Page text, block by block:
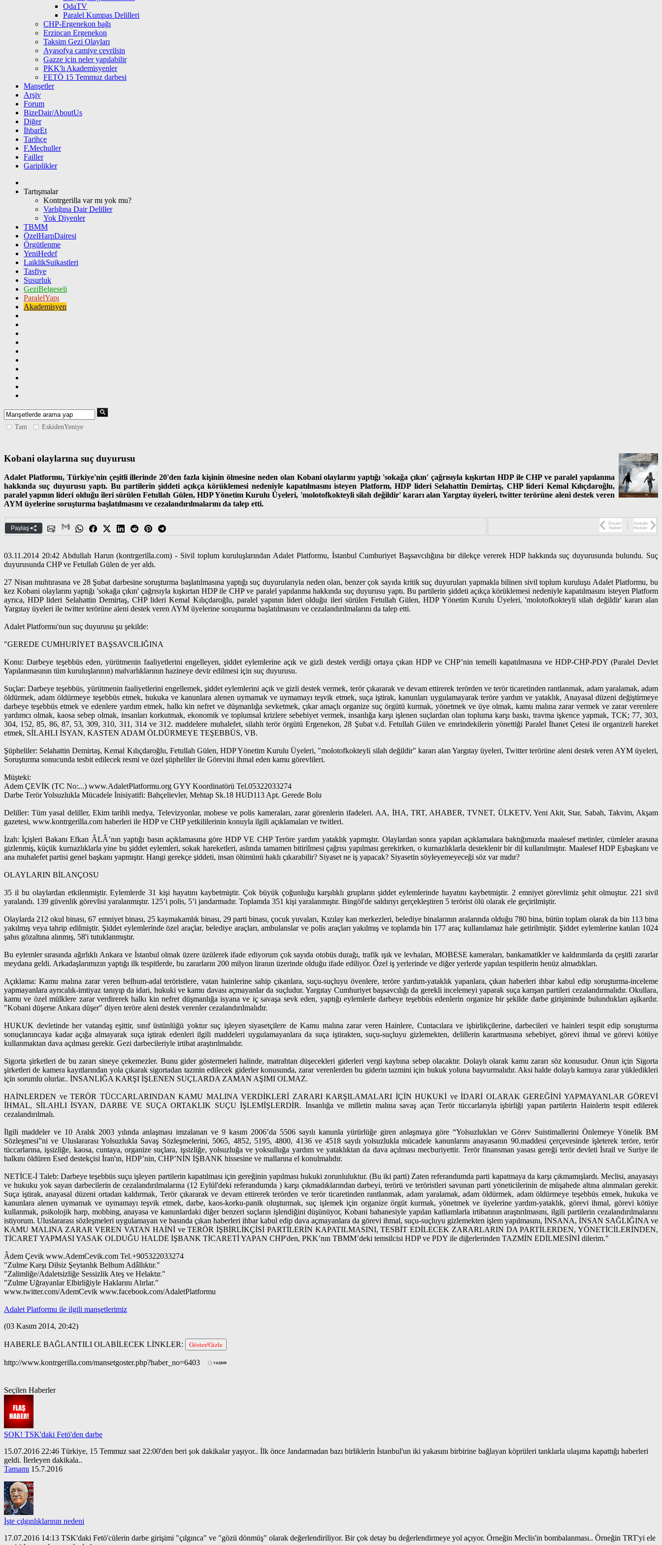
OdaTV
Paralel Kumpas Delilleri
CHP-Ergenekon bağı
Erzincan Ergenekon
Taksim Gezi Olayları
Ayasofya camiye çevrilsin
Gazze için neler yapılabilir
PKK'lı Akademisyenler
FETÖ 15 Temmuz darbesi
Manşetler
Arşiv
Forum
BizeDair/AboutUs
Diğer
İhbarEt
Tarihçe
F.Meçhuller
Failler
Gariplikler
Tartışmalar
Kontrgerilla var mı yok mu?
Varlığına Dair Deliller
Yok Diyenler
TBMM
ÖzelHarpDairesi
Örgütlenme
YeniHedef
LaiklikSuikastleri
Tasfiye
Susurluk
GeziBelgeseli
ParalelYapı
Akademisyen
Tam EskidenYeniye
Kobani olaylarına suç duyurusu
Adalet Platformu, Türkiye'nin çeşitli illerinde 20'den fazla kişinin ölmesine neden olan Kobani olaylarını yaptığı 'sokağa çıkın' çağrısıyla kışkırtan HDP ile CHP ve paralel yapılanma
hakkında suç duyurusu yaptı. Bu partilerin şiddeti açıkça körüklemesi nedeniyle kapatılmasını isteyen Platform, HDP lideri Selahattin Demirtaş, CHP lideri Kemal Kılıçdaroğlu,
paralel yapının lideri olduğu ileri sürülen Fetullah Gülen, HDP Yönetim Kurulu Üyeleri, 'molotofkokteyli silah değildir' kararı alan Yargıtay üyeleri, twitter terörüne aleni destek veren
AYM üyelerine soruşturma başlatılmasını ve cezalandırılmalarını da talep etti.
Paylaş
03.11.2014 20:42 Abdullah Harun (kontrgerilla.com) - Sivil toplum kuruluşlarından Adalet Platformu, İstanbul Cumhuriyet Başsavcılığına bir dilekçe vererek HDP hakkında suç duyurusunda bulundu. Suç
duyurusunda CHP ve Fetullah Gülen de yer aldı.
27 Nisan muhtırasına ve 28 Şubat darbesine soruşturma başlatılmasına yaptığı suç duyurularıyla neden olan, benzer çok sayıda kritik suç duyuruları yapmakla bilinen sivil toplum kuruluşu Adalet Platformu, bu
kez Kobani olaylarını yaptığı 'sokağa çıkın' çağrısıyla kışkırtan HDP ile CHP ve paralel yapılanma hakkında suç duyurusu yaptı. Bu partilerin şiddeti açıkça körüklemesi nedeniyle kapatılmasını isteyen Platform
ayrıca, HDP lideri Selahattin Demirtaş, CHP lideri Kemal Kılıçdaroğlu, paralel yapının lideri olduğu ileri sürülen Fetullah Gülen, HDP Yönetim Kurulu Üyeleri, 'molotofkokteyli silah değildir' kararı alan
Yargıtay üyeleri ile twitter terörüne aleni destek veren AYM üyelerine soruşturma başlatılmasını ve cezalandırılmalarını da talep etti.
Adalet Platformu'nun suç duyurusu şu şekilde:
"GEREDE CUMHURİYET BAŞSAVCILIĞINA
Konu: Darbeye teşebbüs eden, yürütmenin faaliyetlerini engelleyen, şiddet eylemlerine açık ve gizli destek verdiği ortaya çıkan HDP ve CHP’nin temelli kapatılmasına ve HDP-CHP-PDY (Paralel Devlet
Yapılanmasının tüm kuruluşlarının) malvarlıklarının hazineye devir edilmesi için suç duyurusu.
Suçlar: Darbeye teşebbüs, yürütmenin faaliyetlerini engellemek, şiddet eylemlerini açık ve gizli destek vermek, terör çıkararak ve devam ettirerek terörden ve terör ticaretinden rantlanmak, adam yaralamak, adam
öldürmek, adam öldürmeye teşebbüs etmek, hukuka ve kanunlara alenen uymamak ve uymamayı teşvik etmek, suça iştirak, kanunları uygulamayarak teröre yardım ve yataklık, Anayasal düzeni değiştirmeye
darbeye teşebbüs etmek ve edenlere yardım etmek, halkı kin nefret ve düşmanlığa sevketmek, çıkar amaçlı organize suç örgütü kurmak, yönetmek ve üye olmak, kamu malına zarar vermek ve zarar verenlere
yardımcı olmak, kaosa sebep olmak, insanları korkutmak, ekonomik ve toplumsal krizlere sebebiyet vermek, insanlığa karşı işlenen suçlardan olan topluma karşı baskı, travma işkence yapmak, TCK; 77, 303,
304, 152, 85, 86, 87, 53, 309, 310, 311, 314 ve 312. maddelere muhalefet, silahlı terör örgütü Ergenekon, 28 Şubat v.d. Fetullah Gülen ve emrindekilerin yönettiği Paralel İhanet Çetesi ile organizeli hareket
etmek, SİLAHLI İSYAN, KASTEN ADAM ÖLDÜRMEYE TEŞEBBÜS, VB.
Şüpheliler: Selahattin Demirtaş, Kemal Kılıçdaroğlu, Fetullah Gülen, HDP Yönetim Kurulu Üyeleri, "molotofkokteyli silah değildir" kararı alan Yargıtay üyeleri, Twitter terörüne aleni destek veren AYM üyeleri,
Soruşturma sonucunda tesbit edilecek resmi ve özel şüpheliler ile Görevini ihmal eden kamu görevlileri.
Müşteki:
Adem ÇEVİK (TC No:...) www.AdaletPlatformu.org GYY Koordinatörü Tel.05322033274
Darbe Terör Yolsuzlukla Mücadele İnisiyatifi: Bahçelievler, Mehtap Sk.18 HUD113 Apt. Gerede Bolu
Deliller: Tüm yasal deliller, Ekim tarihli medya, Televizyonlar, mobese ve polis kameraları, zarar görenlerin ifadeleri. AA, İHA, TRT, AHABER, TVNET, ÜLKETV, Yeni Akit, Star, Sabah, Takvim, Akşam
gazetesi, www.kontrgerilla.com haberleri ile HDP ve CHP yetkililerinin konuyla ilgili açıklamaları ve twitleri.
İzah: İçişleri Bakanı Efkan ÂLÂ’nın yaptığı basın açıklamasına göre HDP VE CHP Teröre yardım yataklık yapmıştır. Olaylardan sonra yapılan açıklamalara baktığımızda maalesef metinler, cümleler arasına
gizlenmiş, küçük kurnazlıklarla yine bu şiddet eylemleri, sokak hareketleri, aslında tamamen bitirilmesi çağrısı yapılması gerekirken, o kurnazlıklarla desteklenir bir dil kullanılmıştır. Maalesef HDP Eşbaşkanı ve
ana muhalefet partisi genel başkanı yapmıştır. Hangi gerekçe şiddeti, insan ölümünü haklı çıkarabilir? Siyaset ne iş yapacak? Siyasetin söyleyemeyeceği söz var mıdır?
OLAYLARIN BİLANÇOSU
35 il bu olaylardan etkilenmiştir. Eylemlerde 31 kişi hayatını kaybetmiştir. Çok büyük çoğunluğu karşılıklı grupların şiddet eylemlerinde hayatını kaybetmiştir. 2 emniyet görevlimiz şehit olmuştur. 221 sivil
yaralandı. 139 güvenlik görevlisi yaralanmıştır. 125’i polis, 5’i jandarmadır. Toplamda 351 kişi yaralanmıştır. Bingöl'de saldırıyı gerçekleştiren 5 terörist ölü olarak ele geçirilmiştir.
Olaylarda 212 okul binası, 67 emniyet binası, 25 kaymakamlık binası, 29 parti binası, çocuk yuvaları, Kızılay kan merkezleri, belediye binalarının aralarında olduğu 780 bina, bütün toplam olarak da bin 113 bina
yakılmış veya tahrip edilmiştir. Şiddet eylemlerinde özel araçlar, belediye araçları, ambulanslar ve polis araçları yakılmış ve toplamda bin 177 araç kullanılamaz hale getirilmiştir. Şiddet eylemlerine katılan 1024
şahıs gözaltına alınmış, 58'i tutuklanmıştır.
Bu eylemler sırasında ağırlıklı Ankara ve İstanbul olmak üzere üzülerek ifade ediyorum çok sayıda otobüs durağı, trafik ışık ve levhaları, MOBESE kameraları, bankamatikler ve kaldırımlarda da çeşitli zararlar
meydana geldi. Arkadaşlarımızın yaptığı ilk tespitlerde, bu zararların 200 milyon liranın üzerinde olduğu ifade ediliyor. Özel iş yerlerinde ve diğer yerlerde yapılan tespitlerin henüz almadıkları.
Açıklama: Kamu malına zarar veren belhum-adal teröristlere, vatan hainlerine sahip çıkanlara, suçu-suçluyu övenlere, teröre yardım-yataklık yapanlara, çıkan haberleri ihbar kabul edip soruşturma-inceleme
yapmayanlara ayrıcalık-imtiyaz tanıyıp da idari, hukuki ve kamu davası açmayanlar da suçludur. Yargıtay Cumhuriyet başsavcılığı da gerekli incelemeyi yaparak suça karışan partileri cezalandırmalıdır. Okullara,
kamu ve özel mülklere zarar verdirerek halkı kin nefret düşmanlığa isyana ve iç savaşa sevk eden, yaptığı eylemlerle darbeye teşebbüs edenlerin organize bir şekilde darbe girişiminde bulundukları aşikardır.
"Kobani düşerse Ankara düşer" diyen teröre aleni destek verenler cezalandırılmalıdır.
HUKUK devletinde her vatandaş eşittir, sınıf üstünlüğü yoktur suç işleyen siyasetçilere de Kamu malına zarar veren Hainlere, Cuntacılara ve işbirlikçilerine, darbecileri ve hainleri tespit edip soruşturma
sonuçlanıncaya kadar açığa almayarak suça iştirak edenleri ilgili maddeleri uygulamayanlara da suça iştirakten, suçu-suçluyu gizlemekten, delillerin karartmasına sebebiyet, görevi ihmal ve görevi kötüye
kullanmaktan dava açılması gerekir. Gezi darbecileriyle irtibat araştırılmalıdır.
Sigorta şirketleri de bu zararı sineye çekemezler. Bunu gider göstermeleri halinde, matrahtan düşecekleri giderleri vergi kaybına sebep olacaktır. Dolaylı olarak kamu zararı söz konusudur. Onun için Sigorta
şirketleri de kamera kayıtlarından yola çıkarak sigortadan tazmin edilecek giderler konusunda, zarar verenlerden bu giderin tazmini için hukuk yoluna başvurmalıdır. Aksi halde dolaylı kamuya zarar yükledikleri
için sorumlu olurlar.. İNSANLIĞA KARŞI İŞLENEN SUÇLARDA ZAMAN AŞIMI OLMAZ.
HAİNLERDEN ve TERÖR TÜCCARLARINDAN KAMU MALINA VERDİKLERİ ZARARI KARŞILAMALARI İÇİN HUKUKİ ve İDARİ OLARAK GEREĞİNİ YAPMAYANLAR GÖREVİ
İHMAL, SİLAHLI İSYAN, DARBE VE SUÇA ORTAKLIK SUÇU İŞLEMİŞLERDİR. İnsanlığa ve milletin malına savaş açan Terör tüccarlarıyla işbirliği yapan partilerin Hainlerin tespit edilerek
cezalandırılmalı.
İlgili maddeler ve 10 Aralık 2003 yılında anlaşması imzalanan ve 9 kasım 2006’da 5506 sayılı kanunla yürürlüğe giren anlaşmaya göre “Yolsuzlukları ve Görev Suistimallerini Önlemeye Yönelik BM
Sözleşmesi”ni ve Uluslararası Yolsuzlukla Savaş Sözleşmelerini, 5065, 4852, 5195, 4800, 4136 ve 4518 sayılı yolsuzlukla mücadele kanunlarını anayasanın 90.maddesi çerçevesinde işleterek teröre, terör
tüccarlarına, işsizliğe, kaosa, cuntaya, organize suçlara, işsizliğe, yolsuzluğa ve yoksulluğa yardım ve yataklıktan da dava açılması mecburiyettir. Terör finansman yasası gereği terör devleti İsrail ve Suriye ile
halkını öldüren Esed destekçisi İran'ın, HDP’nin, CHP’NİN İŞBANK hissesine ve mallarına el konulmalıdır.
NETİCE-İ Taleb: Darbeye teşebbüs suçu işleyen partilerin kapatılması için gereğinin yapılması hukuki zorunluluktur. (Bu iki parti) Zaten referandumda parti kapatmaya da karşı çıkmamışlardı. Meclisi, anayasayı
ve hukuku yok sayan darbecilerin de cezalandırılmalarına (12 Eylül'deki referandumda ) karşı çıkmadıklarından darbeyi, terörü ve teröristleri savunan parti yöneticilerinin de müşahede altına alınmaları gerekir.
Suça iştirak, anayasal düzeni ortadan kaldırmak, Terör çıkararak ve devam ettirerek terörden ve terör ticaretinden rantlanmak, adam yaralamak, adam öldürmek, adam öldürmeye teşebbüs etmek, hukuka ve
kanunlara alenen uymamak ve uymamayı teşvik etmek, darbe, kaos-korku-panik oluşturmak, suç işlemek için organize örgüt kurmak, yönetmek ve üyelerine yardım-yataklık, görevi ihmal, görevi kötüye
kullanmak, psikolojik harp, mobbing, anayasa ve kanunlardaki diğer benzeri suçların işlendiğini düşünüyor, Kobani bahanesiyle yapılan katliamlarla irtibatının araştırılmasını, ilgili partilerin cezalandırılmalarını
istiyorum. Uluslararası sözleşmeleri uygulamayan ve basında çıkan haberleri ihbar kabul edip dava açmayanlara da görevi ihmal, suçu-suçluyu gizlemekten işlem yapılmasını, İNSANA, İNSAN SAĞLIĞINA ve
KAMU MALINA ZARAR VEREN VATAN HAİNİ ve TERÖR İŞBİRLİKÇİSİ PARTİLERİN KAPATILMASINI, TESBİT EDİLECEK ZARARLARIN DA PARTİLERDEN, YÖNETİCİLERİNDEN,
TİCARET YAPMASI YASAK OLDUĞU HALDE İŞBANK TİCARETİ YAPAN CHP'den, PKK’nın TBMM’deki temsilcisi HDP ve PDY ile diğerlerinden TAZMİN EDİLMESİNİ dilerim."
Âdem Çevik www.AdemCevik.com Tel.+905322033274
"Zulme Karşı Dilsiz Şeytanlık Belhum Adâllıktır."
"Zalimliğe/Adaletsizliğe Sessizlik Ateş ve Helaktır."
"Zulme Uğrayanlar Elbirliğiyle Haklarını Alırlar."
www.twitter.com/AdemCevik www.facebook.com/AdaletPlatformu
Adalet Platformu ile ilgili manşetlerimiz
(03 Kasım 2014, 20:42)
HABERLE BAĞLANTILI OLABİLECEK LİNKLER: Göster/Gizle
http://www.kontrgerilla.com/mansetgoster.php?haber_no=6403
Seçilen Haberler
ŞOK! TSK'daki Fetö'den darbe
15.07.2016 22:46 Türkiye, 15 Temmuz saat 22:00'den beri şok dakikalar yaşıyor.. İlk önce Jandarmadan bazı birliklerin İstanbul'un iki yakasını birbirine bağlayan köprüleri tanklarla ulaşıma kapattığı haberleri
geldi. İlerleyen dakikala..
Tamamı 15.7.2016
İşte çılgınlıklarının nedeni
17.07.2016 14:13 TSK'daki Fetö'cülerin darbe girişimi "çılgınca" ve "gözü dönmüş" olarak değerlendiriliyor. Bir çok detay bu değerlendirmeye yol açıyor. Örneğin Meclis'in bombalanması.. Örneğin TRT'yi ele